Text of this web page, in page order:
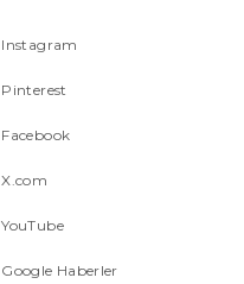
Instagram
Pinterest
Facebook
X.com
YouTube
Google Haberler